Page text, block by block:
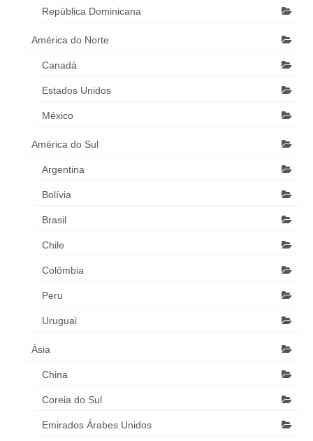
República Dominicana
América do Norte
Canadá
Estados Unidos
México
América do Sul
Argentina
Bolívia
Brasil
Chile
Colômbia
Peru
Uruguai
Ásia
China
Coreia do Sul
Emirados Árabes Unidos